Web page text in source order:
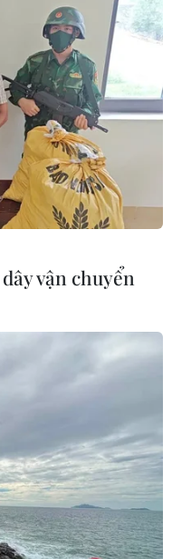
vận chuyển